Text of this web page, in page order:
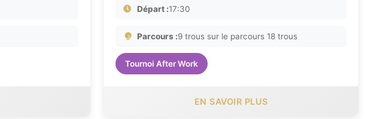
Départ :17:30
Parcours :9 trous sur le parcours 18 trous
Tournoi After Work
EN SAVOIR PLUS